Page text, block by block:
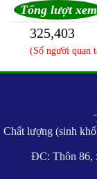
Tổng lượt xem
325,403
(Số người quan
Chất lượng (sinh
ĐC: Thôn 86,